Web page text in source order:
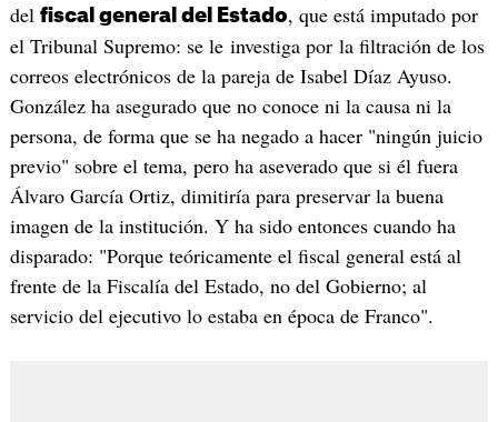
del fiscal general del Estado, que está imputado por
el Tribunal Supremo: se le investiga por la filtración de los
correos electrónicos de la pareja de Isabel Díaz Ayuso.
González ha asegurado que no conoce ni la causa ni la
persona, de forma que se ha negado a hacer "ningún juicio
previo" sobre el tema, pero ha aseverado que si él fuera
Álvaro García Ortiz, dimitiría para preservar la buena
imagen de la institución. Y ha sido entonces cuando ha
disparado: "Porque teóricamente el fiscal general está al
frente de la Fiscalía del Estado, no del Gobierno; al
servicio del ejecutivo lo estaba en época de Franco".